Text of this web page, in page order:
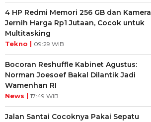
4 HP Redmi Memori 256 GB dan Kamera
Jernih Harga Rp1 Jutaan, Cocok untuk
Multitasking
Tekno | 09:29 WIB
Bocoran Reshuffle Kabinet Agustus:
Norman Joesoef Bakal Dilantik Jadi
Wamenhan RI
News | 17:49 WIB
Jalan Santai Cocoknya Pakai Sepatu